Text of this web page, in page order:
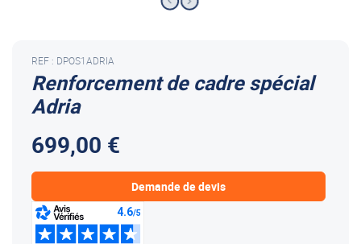
Renforcement de cadre spécial
Adria
REF : DPOS1ADRIA
699,00 €
Demande de devis